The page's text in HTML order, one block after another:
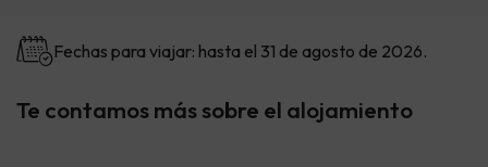
Fechas para viajar: hasta el 31 de agosto de 2026.
Te contamos más sobre el alojamiento